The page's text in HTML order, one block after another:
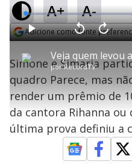
A+ A-
Adicione como fonte
l
porRecordTV
P V
t
a
r
0
e
g
n
d
s
A
a
n
1
s
e
u
n
o
s
L
o
a
d
e
:
1
.
4
2
%
Simone e Simaria
quadro Parece, mas
render um prêmio de
da cantora Rihanna ou
última prova definiu a